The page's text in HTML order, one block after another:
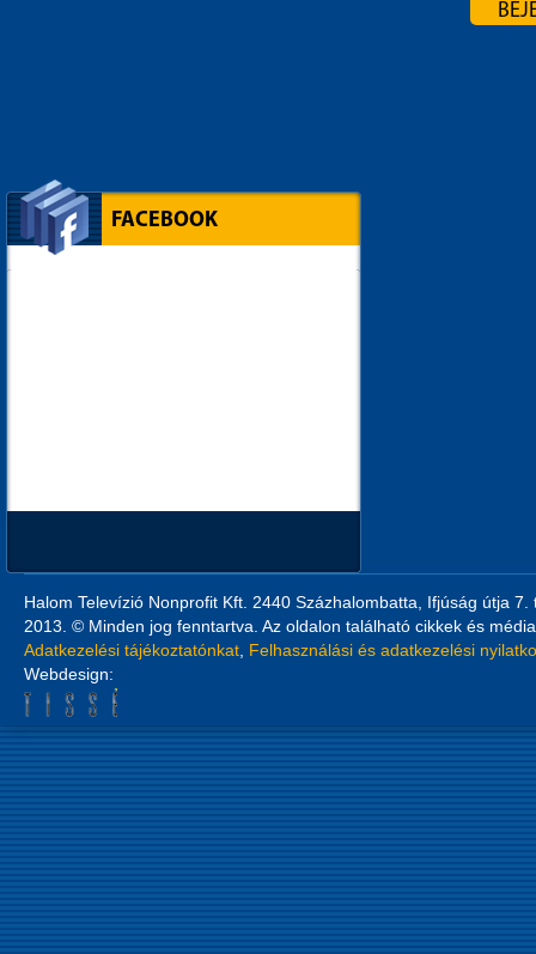
FACEBOOK
Halom Televízió Nonprofit Kft. 2440 Százhalombatta, Ifjúság útja
2013. © Minden jog fenntartva. Az oldalon található cikkek és
Adatkezelési tájékoztatónkat Felhasználási és adatkezelési
Webdesign: